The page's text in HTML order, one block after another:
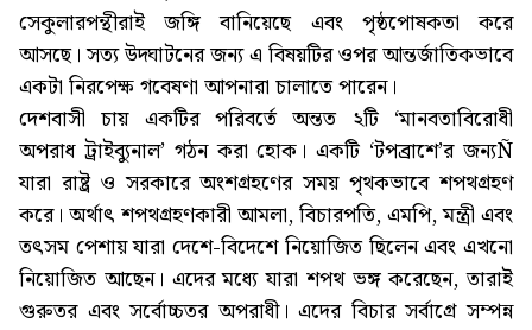
সেকুলারপন্থীরাই জঙ্গি বানিয়েছে এবং পৃষ্ঠপোষকতা করে
আসছে। সত্য উদ্ঘাটনের জন্য এ বিষয়টির ওপর আন্তর্জাতিকভাবে
একটা নিরপেক্ষ গবেষণা আপনারা চালাতে পারেন।
দেশবাসী চায় একটির পরিবর্তে অন্তত ২টি ‘মানবতাবিরোধী
অপরাধ ট্রাইব্যুনাল’ গঠন করা হোক। একটি ‘টপব্রাশে’র জন্যÑ
যারা রাষ্ট্র ও সরকারে অংশগ্রহণের সময় পৃথকভাবে শপথগ্রহণ
করে। অর্থাৎ শপথগ্রহণকারী আমলা, বিচারপতি, এমপি, মন্ত্রী এবং
তৎসম পেশায় যারা দেশে-বিদেশে নিয়োজিত ছিলেন এবং এখনো
নিয়োজিত আছেন। এদের মধ্যে যারা শপথ ভঙ্গ করেছেন, তারাই
গুরুতর এবং সর্বোচ্চতর অপরাধী। এদের বিচার সর্বাগ্রে সম্পন্ন